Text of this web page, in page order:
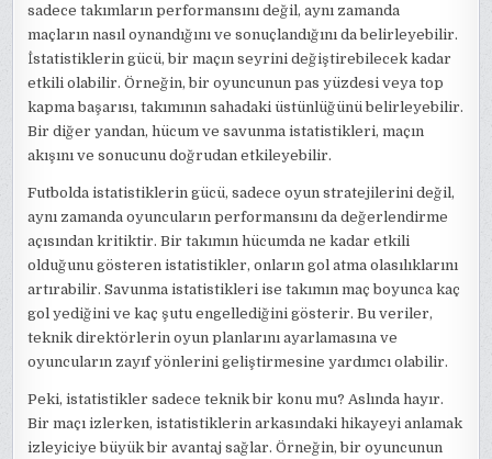
sadece takımların performansını değil, aynı zamanda
maçların nasıl oynandığını ve sonuçlandığını da belirleyebilir.
İstatistiklerin gücü, bir maçın seyrini değiştirebilecek kadar
etkili olabilir. Örneğin, bir oyuncunun pas yüzdesi veya top
kapma başarısı, takımının sahadaki üstünlüğünü belirleyebilir.
Bir diğer yandan, hücum ve savunma istatistikleri, maçın
akışını ve sonucunu doğrudan etkileyebilir.
Futbolda istatistiklerin gücü, sadece oyun stratejilerini değil,
aynı zamanda oyuncuların performansını da değerlendirme
açısından kritiktir. Bir takımın hücumda ne kadar etkili
olduğunu gösteren istatistikler, onların gol atma olasılıklarını
artırabilir. Savunma istatistikleri ise takımın maç boyunca kaç
gol yediğini ve kaç şutu engellediğini gösterir. Bu veriler,
teknik direktörlerin oyun planlarını ayarlamasına ve
oyuncuların zayıf yönlerini geliştirmesine yardımcı olabilir.
Peki, istatistikler sadece teknik bir konu mu? Aslında hayır.
Bir maçı izlerken, istatistiklerin arkasındaki hikayeyi anlamak
izleyiciye büyük bir avantaj sağlar. Örneğin, bir oyuncunun